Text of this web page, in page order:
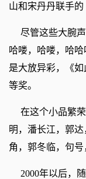
山和宋丹丹联手的
尽管这些大腕
哈喽，哈喽，哈
是大放异彩，《
等奖。
在这个小品繁
明，潘长江，郭
角，郭冬临，句号
2000年以后，